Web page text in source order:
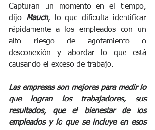
Capturan un momento en el tiempo,
dijo Mauch, lo que dificulta identificar
rápidamente a los empleados con un
alto riesgo de agotamiento o
desconexión y abordar lo que está
causando el exceso de trabajo.
Las empresas son mejores para medir lo
que logran los trabajadores, sus
resultados, que el bienestar de los
empleados y lo que se incluye en esos